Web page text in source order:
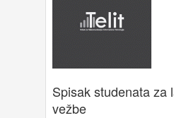
Spisak studenata za
vežbe